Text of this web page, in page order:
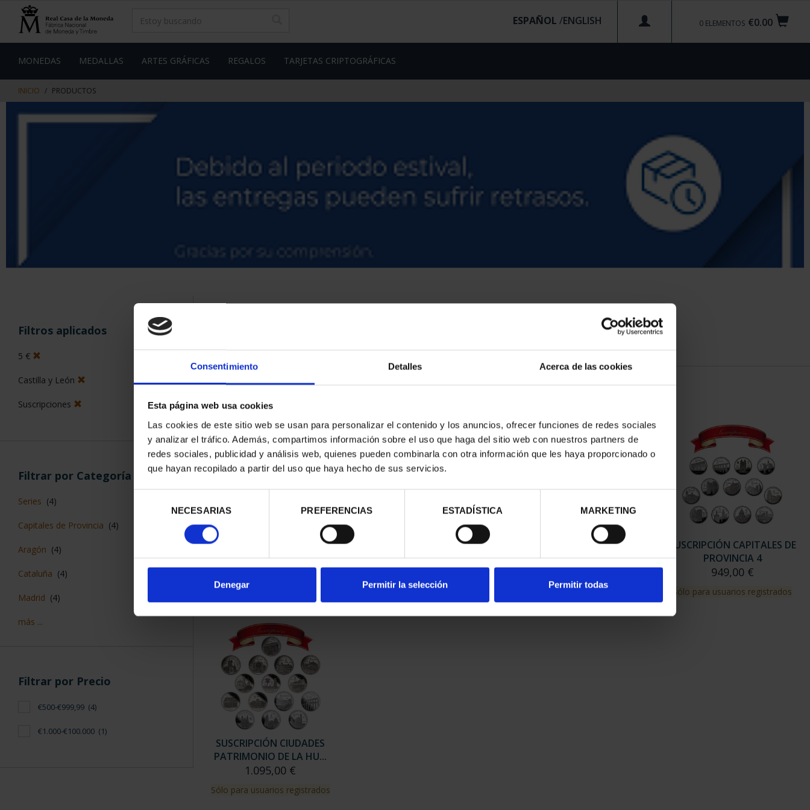
Consentimiento Detalles Acerca de las cookies
Esta página web usa cookies
Las cookies de este sitio web se usan para personalizar el contenido y los anuncios, ofrecer funciones de redes sociales
y analizar el tráfico. Además, compartimos información sobre el uso que haga del sitio web con nuestros partners de
redes sociales, publicidad y análisis web, quienes pueden combinarla con otra información que les haya proporcionado o
que hayan recopilado a partir del uso que haya hecho de sus servicios.
consentimiento
NECESARIAS PREFERENCIAS ESTADÍSTICA MARKETING
Denegar Permitir la selección Permitir todas
contenido
de
€0.00
0 ELEMENTOS
ESPAÑOL /
MONEDAS MEDALLAS ARTES GRÁFICAS REGALOS TARJETAS CRIPTOGRÁFICAS
INICIO PRODUCTOS
Filtros aplicados
5 €
Castilla y León
Suscripciones
Filtrar por Categoría
Series (4)
Capitales de Provincia (4)
Aragón (4)
Cataluña (4)
Madrid (4)
más ...
Filtrar por Precio
€500-€999,99 (4)
€1.000-€100.000 (1)
5 Productos encontrados
SUSCRIPCIÓN CAPITALES DE
PROVINCIA 1
949,00 €
Sólo para usuarios registrados
SUSCRIPCIÓN CAPITALES DE
PROVINCIA 2
949,00 €
Sólo para usuarios registrados
SUSCRIPCIÓN CAPITALES DE
PROVINCIA 3
949,00 €
Sólo para usuarios registrados
SUSCRIPCIÓN CAPITALES DE
PROVINCIA 4
949,00 €
Sólo para usuarios registrados
SUSCRIPCIÓN CIUDADES
PATRIMONIO DE LA HU...
1.095,00 €
Sólo para usuarios registrados